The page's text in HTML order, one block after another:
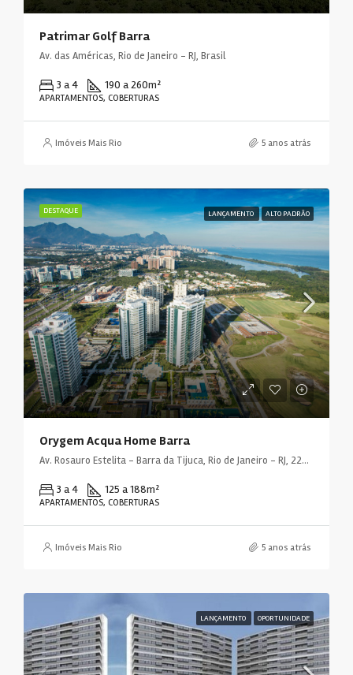
Patrimar Golf Barra
Av. das Américas, Rio de Janeiro - RJ, Brasil
3 a 4 190 a 260m²
APARTAMENTOS, COBERTURAS
Imóveis Mais Rio 5 anos atrás
DESTAQUE LANÇAMENTO ALTO PADRÃO
Orygem Acqua Home Barra
Av. Rosauro Estelita - Barra da Tijuca, Rio de Janeiro - RJ, 22793, Brasil
3 a 4 125 a 188m²
APARTAMENTOS, COBERTURAS
Imóveis Mais Rio 5 anos atrás
LANÇAMENTO OPORTUNIDADE